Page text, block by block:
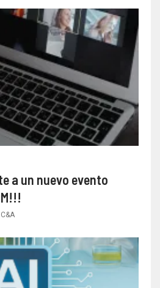
a un nuevo evento